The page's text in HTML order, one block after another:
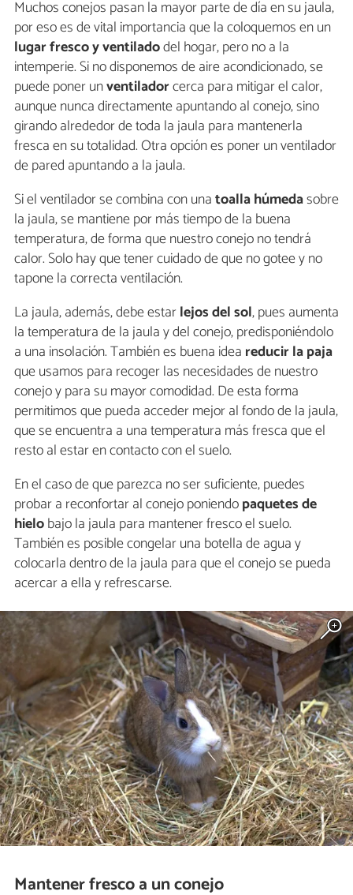
Muchos conejos pasan la mayor parte de día en su jaula,
por eso es de vital importancia que la coloquemos en un
lugar fresco y ventiladodel hogar, pero no a la
intemperie. Si no disponemos de aire acondicionado, se
puede poner unventiladorcerca para mitigar el calor,
aunque nunca directamente apuntando al conejo, sino
girando alrededor de toda la jaula para mantenerla
fresca en su totalidad. Otra opción es poner un ventilador
de pared apuntando a la jaula.
Si el ventilador se combina con unatoalla húmedasobre
la jaula, se mantiene por más tiempo de la buena
temperatura, de forma que nuestro conejo no tendrá
calor. Solo hay que tener cuidado de que no gotee y no
tapone la correcta ventilación.
La jaula, además, debe estarlejos del sol, pues aumenta
la temperatura de la jaula y del conejo, predisponiéndolo
a una insolación. También es buena idea reducir la paja
que usamos para recoger las necesidades de nuestro
conejo y para su mayor comodidad. De esta forma
permitimos que pueda acceder mejor al fondo de la jaula,
que se encuentra a una temperatura más fresca que el
resto al estar en contacto con el suelo.
En el caso de que parezca no ser suficiente, puedes
probar a reconfortar al conejo poniendopaquetes de
hielobajo la jaula para mantener fresco el suelo.
También es posible congelar una botella de agua y
colocarla dentro de la jaula para que el conejo se pueda
acercar a ella y refrescarse.
Mantener fresco a un conejo